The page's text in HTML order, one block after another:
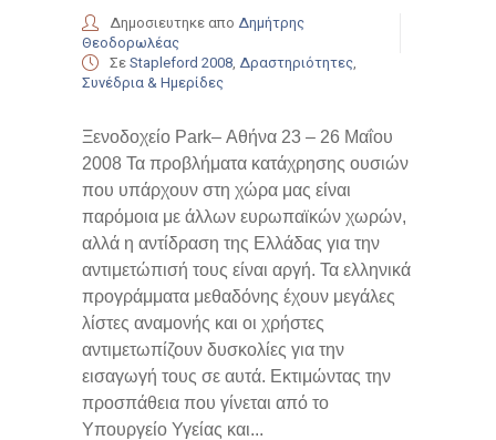
Δημοσιευτηκε απο Δημήτρης
Θεοδορωλέας
Σε Stapleford 2008, Δραστηριότητες,
Συνέδρια & Ημερίδες
Ξενοδοχείο Park– Αθήνα 23 – 26 Μαΐου
2008 Τα προβλήματα κατάχρησης ουσιών
που υπάρχουν στη χώρα μας είναι
παρόμοια με άλλων ευρωπαϊκών χωρών,
αλλά η αντίδραση της Ελλάδας για την
αντιμετώπισή τους είναι αργή. Τα ελληνικά
προγράμματα μεθαδόνης έχουν μεγάλες
λίστες αναμονής και οι χρήστες
αντιμετωπίζουν δυσκολίες για την
εισαγωγή τους σε αυτά. Εκτιμώντας την
προσπάθεια που γίνεται από το
Υπουργείο Υγείας και...